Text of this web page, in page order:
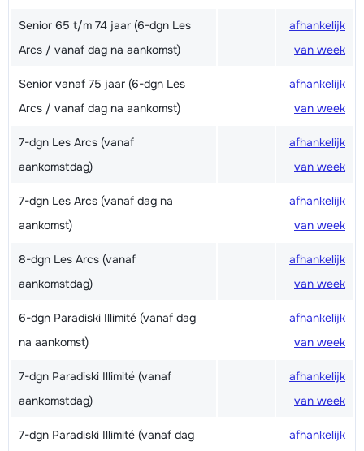
Senior 65 t/m 74 jaar (6-dgn Les
Arcs / vanaf dag na aankomst)
afhankelijk
van week
Senior vanaf 75 jaar (6-dgn Les
Arcs / vanaf dag na aankomst)
afhankelijk
van week
7-dgn Les Arcs (vanaf
aankomstdag)
afhankelijk
van week
7-dgn Les Arcs (vanaf dag na
aankomst)
afhankelijk
van week
8-dgn Les Arcs (vanaf
aankomstdag)
afhankelijk
van week
6-dgn Paradiski Illimité (vanaf dag
na aankomst)
afhankelijk
van week
7-dgn Paradiski Illimité (vanaf
aankomstdag)
afhankelijk
van week
7-dgn Paradiski Illimité (vanaf dag
afhankelijk